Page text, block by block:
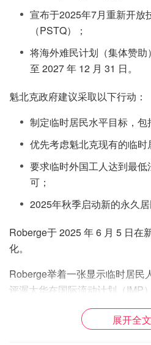
宣布于2025年7月重新开放
（PSTQ）；
将海外难民计划（集体赞
至 2027 年 12 月 31 日。
魁北克政府建议采取以下行动：
制定临时居民水平目标，包
优先考虑魁北克现有的临时
要求临时外国工人达到最
可；
2025年秋季启动新的永久居
Roberge于 2025 年 6 月 5 日在
化。
Roberge举着一张显示临时居民
评渥太华在国际流动计划（IMP
数量，并呼吁联邦政府将临时外
展开全文